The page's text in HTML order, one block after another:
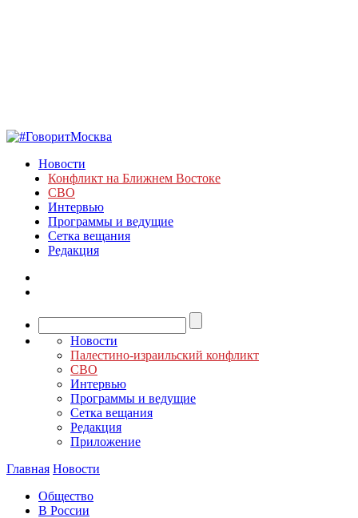
Новости
Конфликт на Ближнем Востоке
СВО
Интервью
Программы и ведущие
Сетка вещания
Редакция
Новости
Палестино-израильский конфликт
СВО
Интервью
Программы и ведущие
Сетка вещания
Редакция
Приложение
Главная Новости
Общество
В России